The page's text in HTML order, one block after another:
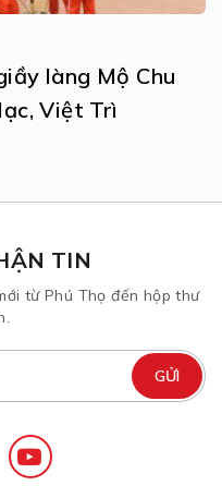
làng Mộ Chu
Việt Trì
TIN
từ Phú Thọ đến hộp thư